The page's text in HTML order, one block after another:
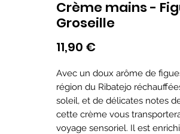
Crème mains -
Groseille
11,90 €Prix
Avec un doux arôme de
région du Ribatejo
soleil, et de délicates notes
cette crème vous
voyage sensoriel. Il est